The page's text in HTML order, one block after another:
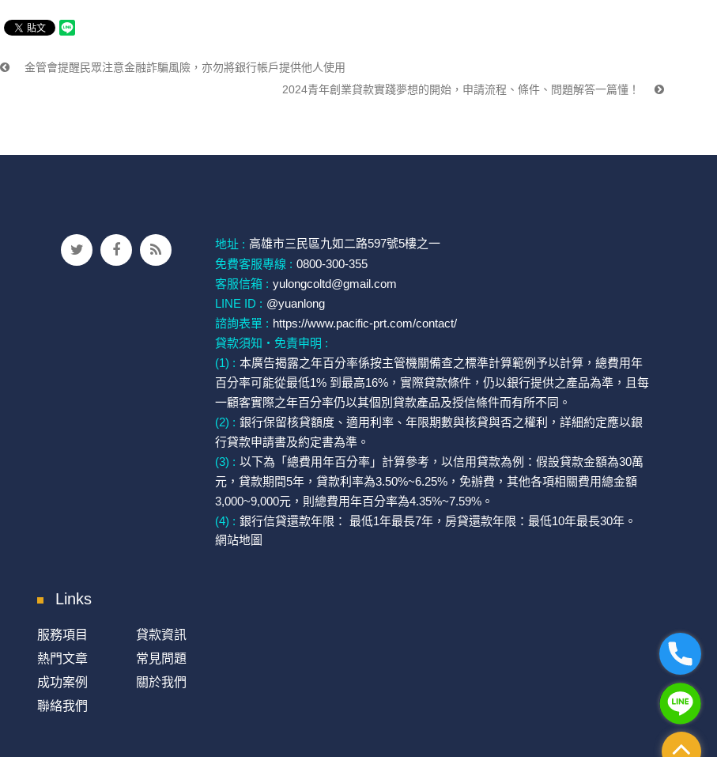
金管會提醒民眾注意金融詐騙風險，亦勿將銀行帳戶提供他人使用
2024青年創業貸款實踐夢想的開始，申請流程、條件、問題解答一篇懂！
地址 : 高雄市三民區九如二路597號5樓之一
免費客服專線 : 0800-300-355
客服信箱 : yulongcoltd@gmail.com
LINE ID : @yuanlong
諮詢表單 : https://www.pacific-prt.com/contact/
貸款須知・免責申明 :
(1) : 本廣告揭露之年百分率係按主管機關備查之標準計算範例予以計算，總費用年
百分率可能從最低1% 到最高16%，實際貸款條件，仍以銀行提供之產品為準，且每
一顧客實際之年百分率仍以其個別貸款產品及授信條件而有所不同。
(2) : 銀行保留核貸額度、適用利率、年限期數與核貸與否之權利，詳細約定應以銀
行貸款申請書及約定書為準。
(3) : 以下為「總費用年百分率」計算參考，以信用貸款為例：假設貸款金額為30萬
元，貸款期間5年，貸款利率為3.50%~6.25%，免辦費，其他各項相關費用總金額
3,000~9,000元，則總費用年百分率為4.35%~7.59%。
(4) : 銀行信貸還款年限： 最低1年最長7年，房貸還款年限：最低10年最長30年。
網站地圖
Links
服務項目
貸款資訊
熱門文章
常見問題
成功案例
關於我們
聯絡我們